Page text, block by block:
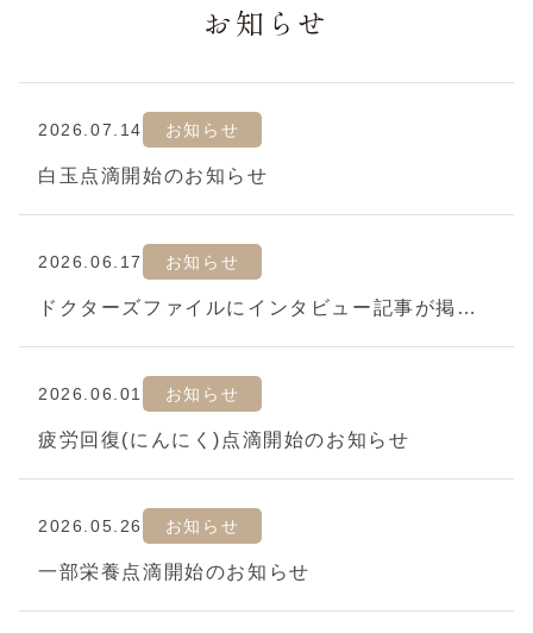
お知らせ
2026.07.14 お知らせ
白玉点滴開始のお知らせ
2026.06.17 お知らせ
ドクターズファイルにインタビュー記事が掲載されています！
2026.06.01 お知らせ
疲労回復(にんにく)点滴開始のお知らせ
2026.05.26 お知らせ
一部栄養点滴開始のお知らせ